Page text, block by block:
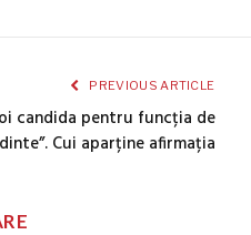
PREVIOUS ARTICLE
candida pentru funcția de
Cui aparține afirmația